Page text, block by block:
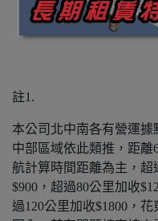
註1.
本公司北中南各有營運
中部區域依此類推，距離
航計算時間距離為主，超
$900，超過80公里加收
過120公里加收$1800，